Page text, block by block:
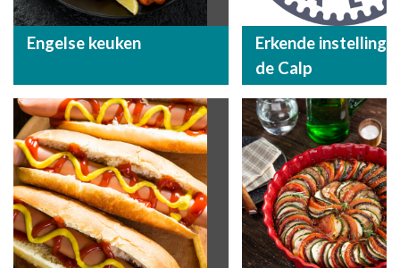
Engelse keuken
Erkende instelling
de Calp